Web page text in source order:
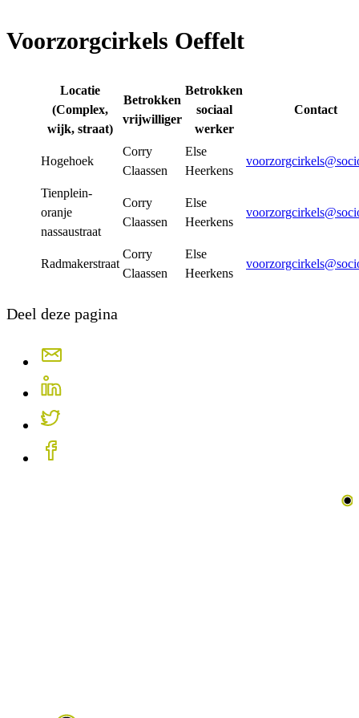
Voorzorgcirkels Oeffelt
Locatie
(Complex,
wijk, straat)
Betrokken
vrijwilliger
Betrokken
sociaal
werker
Contact
Hogehoek
Corry
Claassen
Else
Heerkens
Tienplein-
oranje
nassaustraat
Corry
Claassen
Else
Heerkens
Radmakerstraat
Corry
Claassen
Else
Heerkens
Deel deze pagina